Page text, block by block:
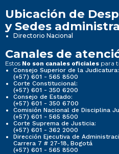
Ubicación de
y Sedes
Directorio Nacional
Canales de
Estos No son canales oficiales para
Consejo Superior de la Judicatura:
(+57) 601 - 565 8500
Corte Constitucional:
(+57) 601 - 350 6200
Consejo de Estado:
(+57) 601 - 350 6700
Comisión Nacional de Disciplina
(+57) 601 - 565 8500
Corte Suprema de Justicia:
(+57) 601 - 362 2000
Dirección Ejecutiva de
Carrera 7 # 27-18, Bogotá
(+57) 601 - 565 8500